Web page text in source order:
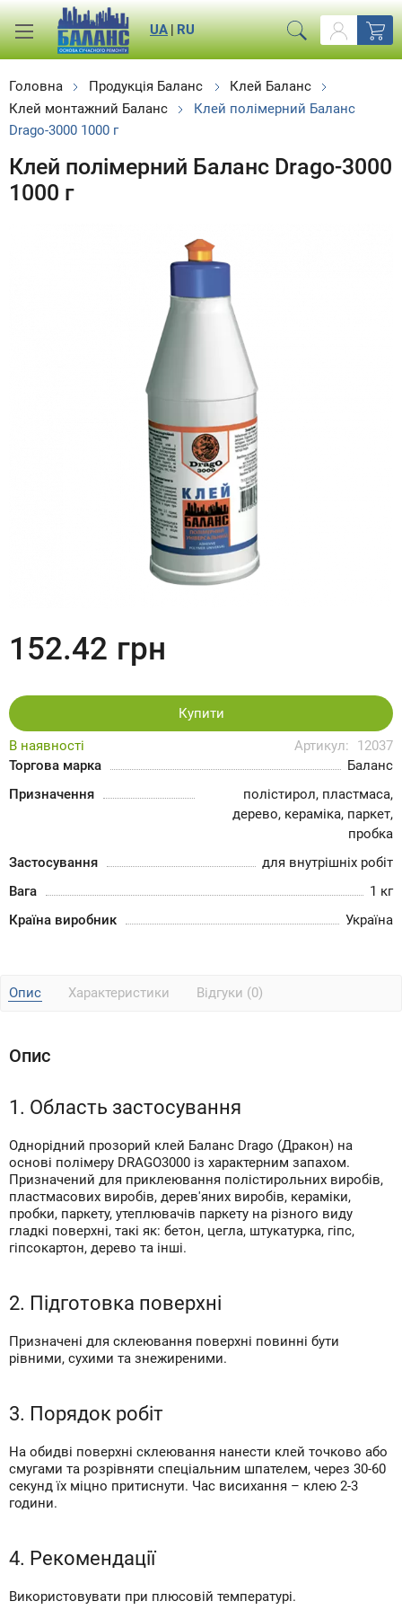
RU
|
UA
Головна Продукція Баланс
Клей Баланс
Клей монтажний Баланс
Клей полімерний Баланс
Drago-3000 1000 г
Клей полімерний Баланс Drago-3000
1000 г
В наявності Артикул:
12037
Торгова марка
Баланс
Призначення
полістирол, пластмаса,
дерево, кераміка, паркет,
пробка
Застосування
для внутрішніх робіт
Вага
1 кг
Країна виробник
Україна
152.42 грн
Купити
Опис Характеристики Відгуки (0)
Опис
1. Область застосування
Однорідний прозорий клей Баланс Drago (Дракон) на
основі полімеру DRAGO3000 із характерним запахом.
Призначений для приклеювання полістирольних виробів,
пластмасових виробів, дерев'яних виробів, кераміки,
пробки, паркету, утеплювачів паркету на різного виду
гладкі поверхні, такі як: бетон, цегла, штукатурка, гіпс,
гіпсокартон, дерево та інші.
2. Підготовка поверхні
Призначені для склеювання поверхні повинні бути
рівними, сухими та знежиреними.
3. Порядок робіт
На обидві поверхні склеювання нанести клей точково або
смугами та розрівняти спеціальним шпателем, через 30-60
секунд їх міцно притиснути. Час висихання – клею 2-3
години.
4. Рекомендації
Використовувати при плюсовій температурі.